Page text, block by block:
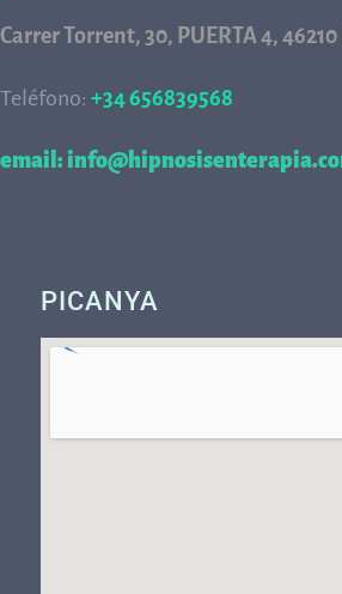
Carrer Torrent, 30, PUERTA 4,
Teléfono: +34 656839568
email:
PICANYA